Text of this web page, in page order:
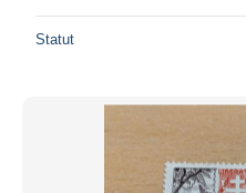
Statut